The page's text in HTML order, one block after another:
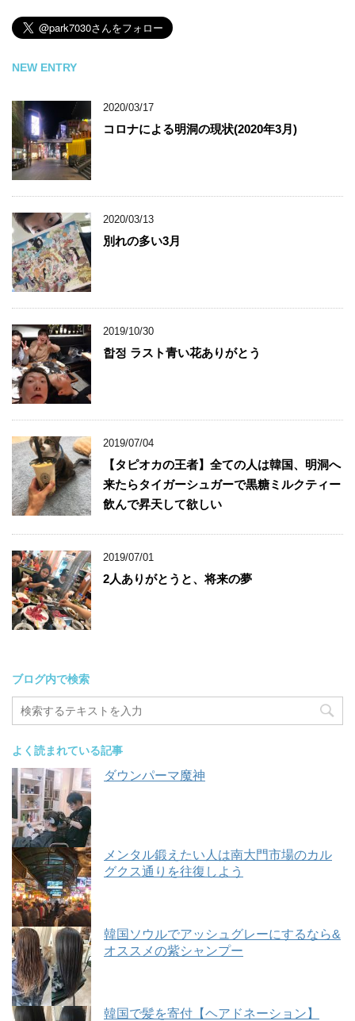
NEW ENTRY
2020/03/17
コロナによる明洞の現状(2020年3月)
2020/03/13
別れの多い3月
2019/10/30
합정 ラスト青い花ありがとう
2019/07/04
【タピオカの王者】全ての人は韓国、明洞へ
来たらタイガーシュガーで黒糖ミルクティー
飲んで昇天して欲しい
2019/07/01
2人ありがとうと、将来の夢
ブログ内で検索
よく読まれている記事
ダウンパーマ魔神
メンタル鍛えたい人は南大門市場のカル
グクス通りを往復しよう
韓国ソウルでアッシュグレーにするなら&
オススメの紫シャンプー
韓国で髪を寄付【ヘアドネーション】